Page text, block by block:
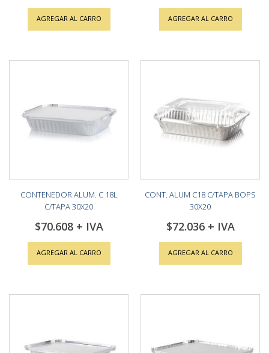
AGREGAR AL CARRO AGREGAR AL CARRO
CONTENEDOR ALUM. C 18L
C/TAPA 30X20
$70.608
AGREGAR AL CARRO
CONT. ALUM C18 C/TAPA BOPS
30X20
$72.036
AGREGAR AL CARRO